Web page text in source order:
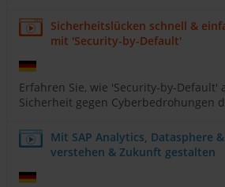
Sicherheitslücken schnell &
mit 'Security-by-Default'
Erfahren Sie, wie 'Security-by-Default'
Sicherheit gegen Cyberbedrohungen
Mit SAP Analytics, Datasphere
verstehen & Zukunft gestalten